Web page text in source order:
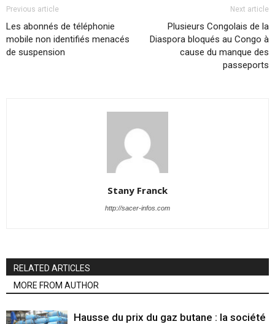
Previous article
Les abonnés de téléphonie
mobile non identifiés menacés
de suspension
Next article
Plusieurs Congolais de la
Diaspora bloqués au Congo à
cause du manque des
passeports
Stany Franck
http://sacer-infos.com
RELATED ARTICLES
MORE FROM AUTHOR
Hausse du prix du gaz butane : la société